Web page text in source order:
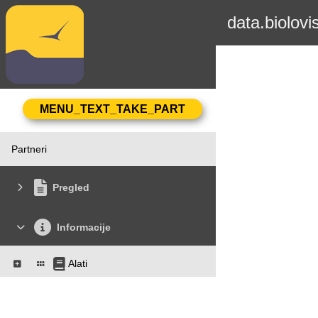
Partneri
Pregled
Informacije
Alati